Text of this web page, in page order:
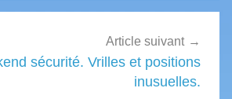
Article suivant
sécurité. Vrilles et positions
inusuelles.